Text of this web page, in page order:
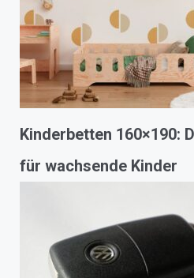
Kinderbetten 160×190:
für wachsende Kinder